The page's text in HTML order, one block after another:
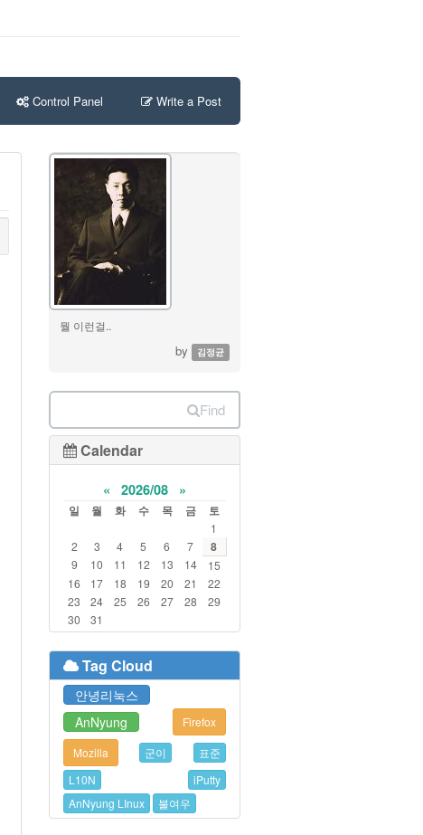
Control Panel Write a Post
뭘 이런걸..
by 김정균
Find
Calendar
« 2026/08 »
일 월 화 수 목 금 토
1
2
3 4 5 6 7 8
9 10 11 12 13 14
15
16
17 18 19 20 21
22
23
24 25 26 27 28
29
30
31
Tag Cloud
안녕리눅스
AnNyung
Firefox
Mozilla
군이
표준
L10N
iPutty
AnNyung LInux
불여우